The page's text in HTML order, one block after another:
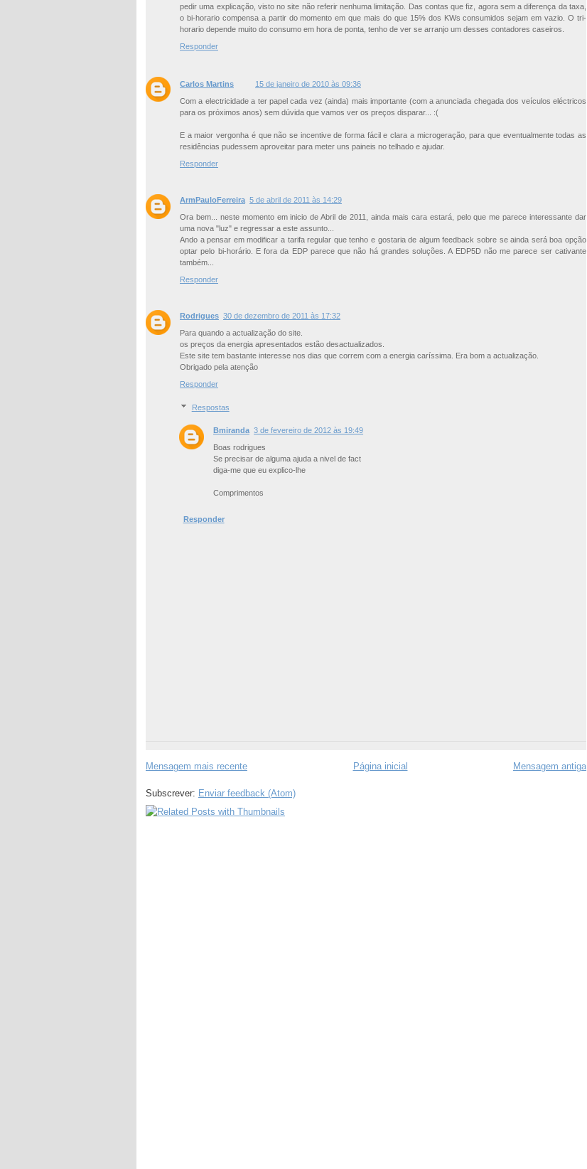
pedir uma explicação, visto no site não referir nenhuma limitação. Das contas que fiz, agora sem a diferença da taxa,
o bi-horario compensa a partir do momento em que mais do que 15% dos KWs consumidos sejam em vazio. O tri-
horario depende muito do consumo em hora de ponta, tenho de ver se arranjo um desses contadores caseiros.
Responder
Carlos Martins
15 de janeiro de 2010 às 09:36
Com a electricidade a ter papel cada vez (ainda) mais importante (com a anunciada chegada dos veículos eléctricos
para os próximos anos) sem dúvida que vamos ver os preços disparar... :(
E a maior vergonha é que não se incentive de forma fácil e clara a microgeração, para que eventualmente todas as
residências pudessem aproveitar para meter uns paineis no telhado e ajudar.
Responder
ArmPauloFerreira 5 de abril de 2011 às 14:29
Ora bem... neste momento em inicio de Abril de 2011, ainda mais cara estará, pelo que me parece interessante dar
uma nova "luz" e regressar a este assunto...
Ando a pensar em modificar a tarifa regular que tenho e gostaria de algum feedback sobre se ainda será boa opção
optar pelo bi-horário. E fora da EDP parece que não há grandes soluções. A EDP5D não me parece ser cativante
também...
Responder
Rodrigues 30 de dezembro de 2011 às 17:32
Para quando a actualização do site.
os preços da energia apresentados estão desactualizados.
Este site tem bastante interesse nos dias que correm com a energia caríssima. Era bom a actualização.
Obrigado pela atenção
Responder
Respostas
Bmiranda 3 de fevereiro de 2012 às 19:49
Boas rodrigues
Se precisar de alguma ajuda a nivel de fact
diga-me que eu explico-lhe
Comprimentos
Responder
Mensagem mais recente Mensagem antiga
Página inicial
Subscrever: Enviar feedback (Atom)